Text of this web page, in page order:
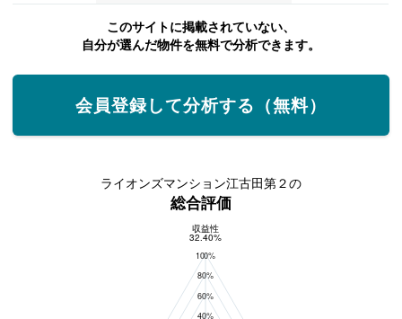
このサイトに掲載されていない、
自分が選んだ物件を無料で分析できます。
会員登録して分析する（無料）
ライオンズマンション江古田第２の
総合評価
100%
収益性
32.40%
80%
60%
40%